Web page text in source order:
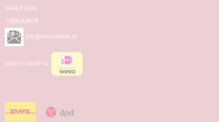
NAAILESSEN
CADEAUBON
info@senzalimits.nl
Ideal is vanaf nu